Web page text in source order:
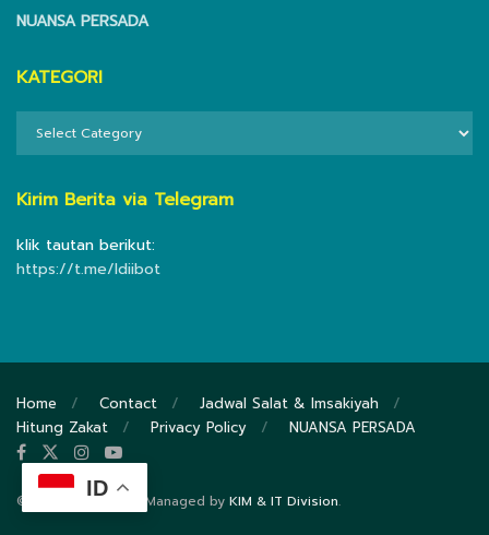
NUANSA PERSADA
KATEGORI
Kirim Berita via Telegram
klik tautan berikut:
https://t.me/ldiibot
Home Contact
Jadwal Salat & Imsakiyah
Hitung Zakat
Privacy Policy NUANSA PERSADA
© 2020 DPP LDII - Managed by KIM & IT Division.
ID